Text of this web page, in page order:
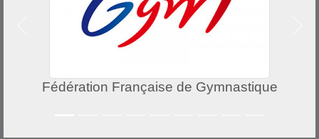
Fédération Française de Gymnastique